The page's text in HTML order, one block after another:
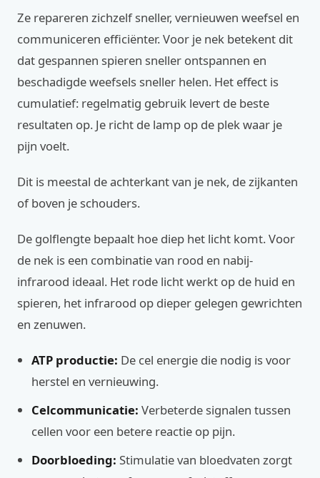
Ze repareren zichzelf sneller, vernieuwen weefsel en
communiceren efficiënter. Voor je nek betekent dit
dat gespannen spieren sneller ontspannen en
beschadigde weefsels sneller helen. Het effect is
cumulatief: regelmatig gebruik levert de beste
resultaten op. Je richt de lamp op de plek waar je
pijn voelt.
Dit is meestal de achterkant van je nek, de zijkanten
of boven je schouders.
De golflengte bepaalt hoe diep het licht komt. Voor
de nek is een combinatie van rood en nabij-
infrarood ideaal. Het rode licht werkt op de huid en
spieren, het infrarood op dieper gelegen gewrichten
en zenuwen.
ATP productie: De cel energie die nodig is voor
herstel en vernieuwing.
Celcommunicatie: Verbeterde signalen tussen
cellen voor een betere reactie op pijn.
Doorbloeding: Stimulatie van bloedvaten zorgt